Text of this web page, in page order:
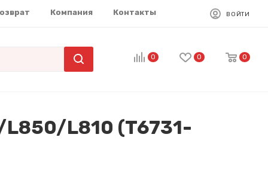
Компания Контакты ВОЙТИ
0 0 0
L810 (T6731-